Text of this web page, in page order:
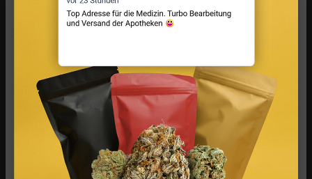
Kochportal
Cannabis Drinks: Smoothies, Tee, Golden Milk &